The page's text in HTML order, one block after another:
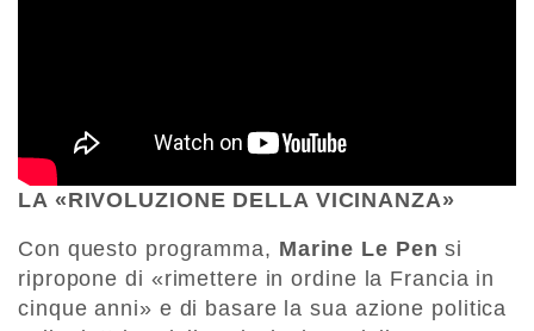
LA «RIVOLUZIONE DELLA VICINANZA»
Con questo programma, Marine Le Pen si
ripropone di «rimettere in ordine la Francia in
cinque anni» e di basare la sua azione politica